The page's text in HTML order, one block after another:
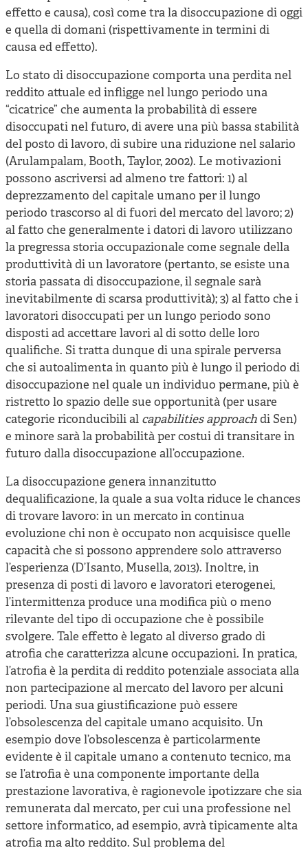
effetto e causa), così come tra la disoccupazione di oggi
e quella di domani (rispettivamente in termini di
causa ed effetto).
Lo stato di disoccupazione comporta una perdita nel
reddito attuale ed infligge nel lungo periodo una
“cicatrice” che aumenta la probabilità di essere
disoccupati nel futuro, di avere una più bassa stabilità
del posto di lavoro, di subire una riduzione nel salario
(Arulampalam, Booth, Taylor, 2002). Le motivazioni
possono ascriversi ad almeno tre fattori: 1) al
deprezzamento del capitale umano per il lungo
periodo trascorso al di fuori del mercato del lavoro; 2)
al fatto che generalmente i datori di lavoro utilizzano
la pregressa storia occupazionale come segnale della
produttività di un lavoratore (pertanto, se esiste una
storia passata di disoccupazione, il segnale sarà
inevitabilmente di scarsa produttività); 3) al fatto che i
lavoratori disoccupati per un lungo periodo sono
disposti ad accettare lavori al di sotto delle loro
qualifiche. Si tratta dunque di una spirale perversa
che si autoalimenta in quanto più è lungo il periodo di
disoccupazione nel quale un individuo permane, più è
ristretto lo spazio delle sue opportunità (per usare
categorie riconducibili al capabilities approachdi Sen)
e minore sarà la probabilità per costui di transitare in
futuro dalla disoccupazione all’occupazione.
La disoccupazione genera innanzitutto
dequalificazione, la quale a sua volta riduce le chances
di trovare lavoro: in un mercato in continua
evoluzione chi non è occupato non acquisisce quelle
capacità che si possono apprendere solo attraverso
l’esperienza (D’Isanto, Musella, 2013). Inoltre, in
presenza di posti di lavoro e lavoratori eterogenei,
l’intermittenza produce una modifica più o meno
rilevante del tipo di occupazione che è possibile
svolgere. Tale effetto è legato al diverso grado di
atrofia che caratterizza alcune occupazioni. In pratica,
l’atrofia è la perdita di reddito potenziale associata alla
non partecipazione al mercato del lavoro per alcuni
periodi. Una sua giustificazione può essere
l’obsolescenza del capitale umano acquisito. Un
esempio dove l’obsolescenza è particolarmente
evidente è il capitale umano a contenuto tecnico, ma
se l’atrofia è una componente importante della
prestazione lavorativa, è ragionevole ipotizzare che sia
remunerata dal mercato, per cui una professione nel
settore informatico, ad esempio, avrà tipicamente alta
atrofia ma alto reddito. Sul problema del